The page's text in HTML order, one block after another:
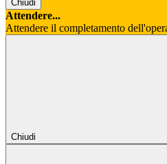
Chiudi
Attendere...
Attendere il completamento
Chiudi